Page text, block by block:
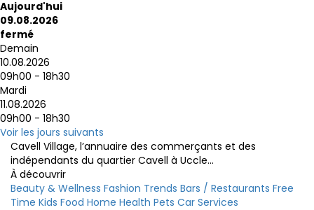
Aujourd'hui
09.08.2026
fermé
Demain
10.08.2026
09h00 - 18h30
Mardi
11.08.2026
09h00 - 18h30
Voir les jours suivants
Cavell Village, l’annuaire des commerçants et des
indépendants du quartier Cavell à Uccle...
À découvrir
Beauty & Wellness Fashion Trends Bars / Restaurants Free
Time Kids Food Home Health Pets Car Services